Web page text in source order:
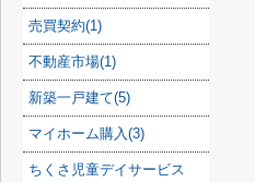
売買契約(1)
不動産市場(1)
新築一戸建て(5)
マイホーム購入(3)
ちくさ児童デイサービス